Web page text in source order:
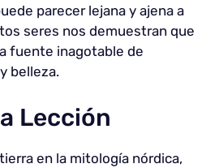
parecer lejana y ajena a
seres nos demuestran que
fuente inagotable de
belleza.
Lección
en la mitología nórdica,